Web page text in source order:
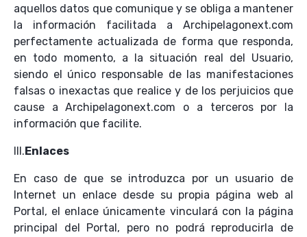
aquellos datos que comunique y se obliga a mantener
la información facilitada a Archipelagonext.com
perfectamente actualizada de forma que responda,
en todo momento, a la situación real del Usuario,
siendo el único responsable de las manifestaciones
falsas o inexactas que realice y de los perjuicios que
cause a Archipelagonext.com o a terceros por la
información que facilite.
III.Enlaces
En caso de que se introduzca por un usuario de
Internet un enlace desde su propia página web al
Portal, el enlace únicamente vinculará con la página
principal del Portal, pero no podrá reproducirla de